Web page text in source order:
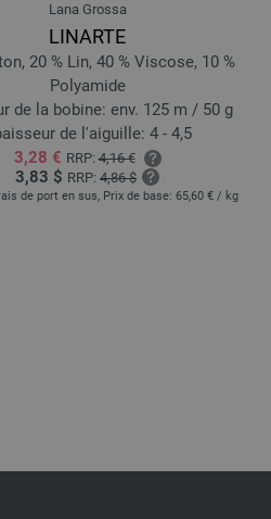
Lana Grossa
LINARTE
20 % Lin, 40 % Viscose, 10 %
Polyamide
de la bobine: env. 125 m / 50 g
de l'aiguille: 4 - 4,5
3,28 € RRP:4,16 €
3,83 $ RRP: 4,86 $
de port en sus, Prix de base: 65,60 € / kg